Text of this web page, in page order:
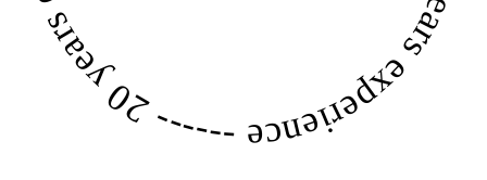
------